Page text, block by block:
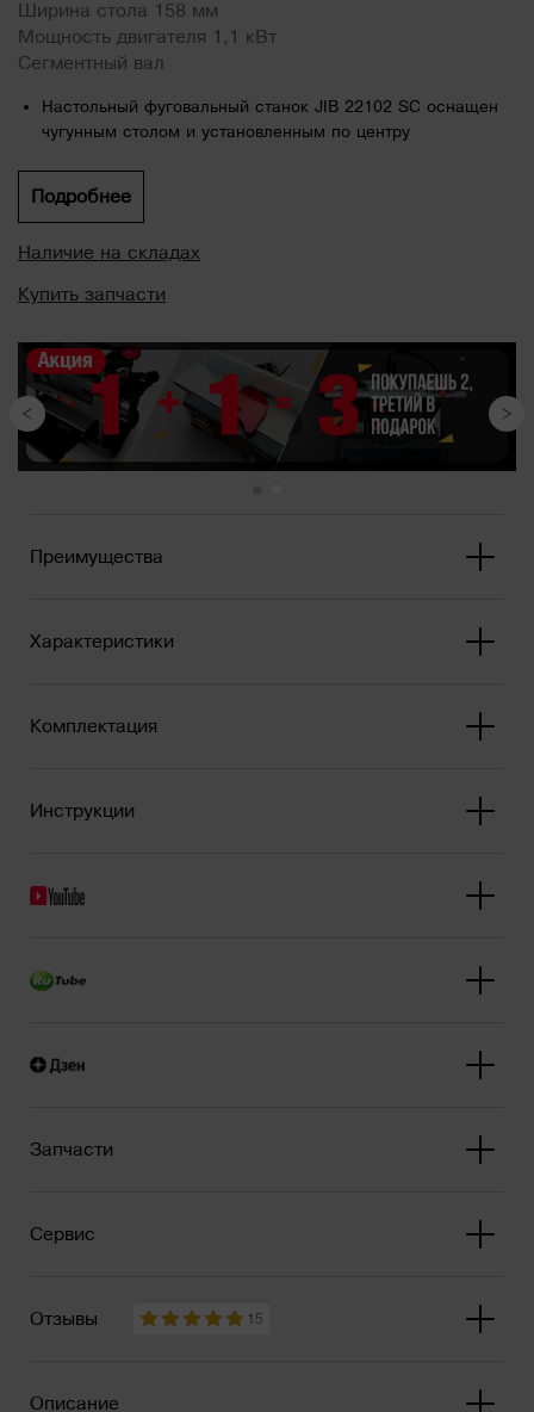
Ширина стола 158 мм
Мощность двигателя 1,1 кВт
Сегментный вал
Настольный фуговальный станок JIB 22102 SC оснащен
чугунным столом и установленным по центру
Станок также оснащен двигателем мощностью 1,1 кВт,
параллельного упора под углом 45° и простым в
Станок осн...
Подробнее
Наличие на складах
Купить запчасти
Преимущества
Характеристики
Комплектация
Инструкции
Запчасти
Сервис
Отзывы 15
Описание